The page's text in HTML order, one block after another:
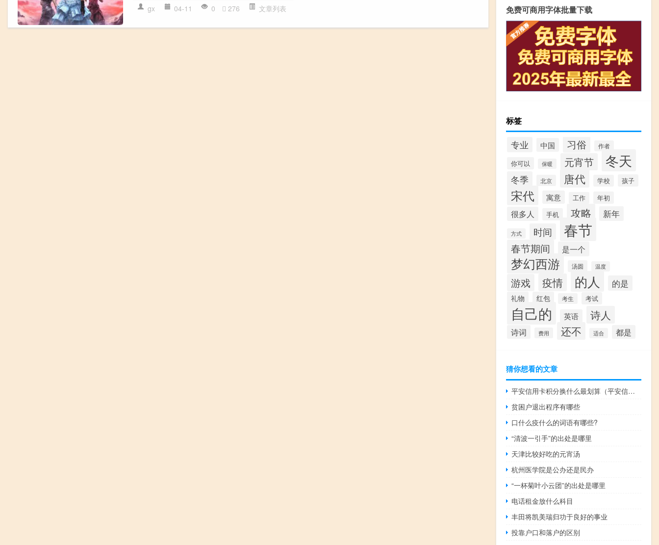
gx 04-11 0 276 文章列表 免费可商用字体批量下载
标签
专业 中国 习俗 作者
你可以 保暖 元宵节 冬天
冬季 北京 唐代 学校 孩子
宋代 寓意 工作 年初
很多人 手机 攻略 新年
方式 时间 春节
春节期间 是一个
梦幻西游 汤圆 温度
游戏 疫情 的人 的是
礼物 红包 考生 考试
自己的 英语 诗人
诗词 费用 还不 适合 都是
猜你想看的文章
平安信用卡积分换什么最划算（平安信用卡积分）
贫困户退出程序有哪些
口什么疫什么的词语有哪些?
“清波一引手”的出处是哪里
天津比较好吃的元宵汤
杭州医学院是公办还是民办
“一杯菊叶小云团”的出处是哪里
电话租金放什么科目
丰田将凯美瑞归功于良好的事业
投靠户口和落户的区别